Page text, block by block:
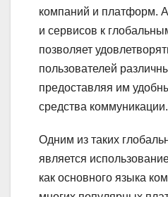
компаний и платформ.
и сервисов к
позволяет
пользователей
предоставляя им
средства коммуникации.
Одним из таких
является
как основного языка